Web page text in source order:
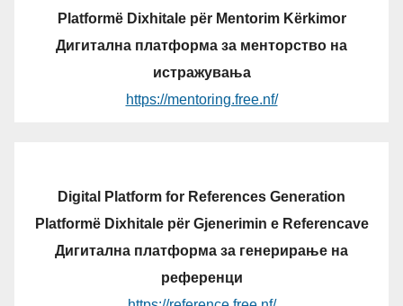
Platformë Dixhitale për Mentorim Kërkimor
Дигитална платформа за менторство на
истражувања
https://mentoring.free.nf/
Digital Platform for References Generation
Platformë Dixhitale për Gjenerimin e Referencave
Дигитална платформа за генерирање на
референци